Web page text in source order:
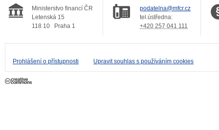
Ministerstvo financí ČR
Letenská 15
118 10
Praha 1
podatelna@mfcr.cz
tel.ústředna:
+420 257 041 111
Prohlášení o přístupnosti Upravit souhlas s používáním cookies